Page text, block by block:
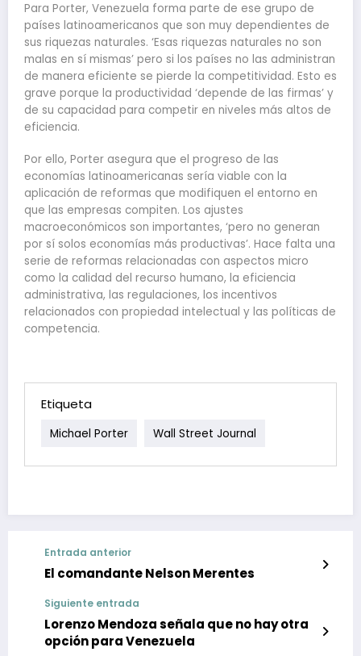
Para Porter, Venezuela forma parte de ese grupo de
países latinoamericanos que son muy dependientes de
sus riquezas naturales. ‘Esas riquezas naturales no son
malas en sí mismas’ pero si los países no las administran
de manera eficiente se pierde la competitividad. Esto es
grave porque la productividad ‘depende de las firmas’ y
de su capacidad para competir en niveles más altos de
eficiencia.
Por ello, Porter asegura que el progreso de las
economías latinoamericanas sería viable con la
aplicación de reformas que modifiquen el entorno en
que las empresas compiten. Los ajustes
macroeconómicos son importantes, ‘pero no generan
por sí solos economías más productivas’. Hace falta una
serie de reformas relacionadas con aspectos micro
como la calidad del recurso humano, la eficiencia
administrativa, las regulaciones, los incentivos
relacionados con propiedad intelectual y las políticas de
competencia.
Etiqueta
Michael Porter Wall Street Journal
Entrada anterior
El comandante Nelson Merentes
Siguiente entrada
Lorenzo Mendoza señala que no hay otra
opción para Venezuela